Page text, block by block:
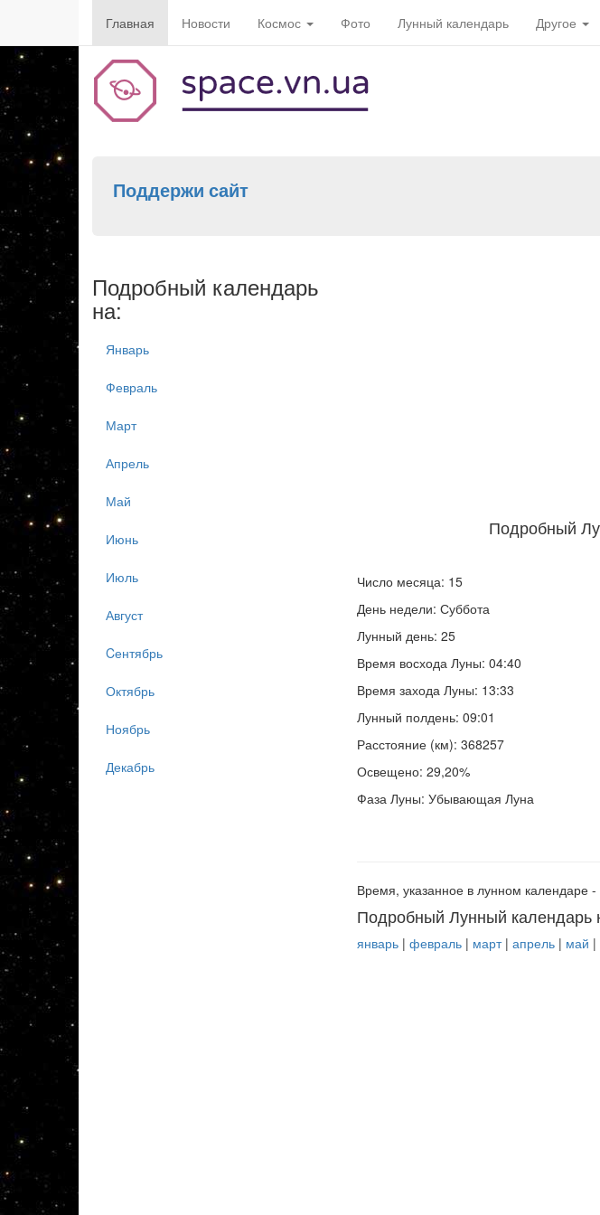
Главная Новости Космос Фото Лунный календарь Другое
Поддержи сайт
Подробный
Число месяца: 15
День недели: Суббота
Лунный день: 25
Время восхода Луны: 04:40
Время захода Луны: 13:33
Лунный полдень: 09:01
Расстояние (км): 368257
Освещено: 29,20%
Фаза Луны: Убывающая Луна
Время, указанное в лунном календаре -
Подробный Лунный календарь
январь| февраль| март| апрель| май |
Подробный календарь
на:
Январь
Февраль
Март
Апрель
Май
Июнь
Июль
Август
Cентябрь
Октябрь
Ноябрь
Декабрь